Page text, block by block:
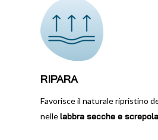
RIPARA
Favorisce il naturale ripristino
nellelabbra secche e